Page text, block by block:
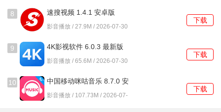
8 速搜视频 1.4.1 安卓版
影音播放 / 27.9M / 2026-07-30
下载
9 4K影视软件 6.0.3 最新版
影音播放 / 65.6M / 2026-07-30
下载
10
中国移动咪咕音乐 8.7.0 安
卓版
影音播放 / 107.73M / 2026-07-
下载